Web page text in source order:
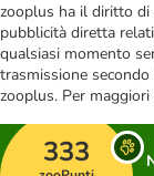
zooplus ha il diritto di
pubblicità diretta
qualsiasi momento
trasmissione
zooplus. Per
333